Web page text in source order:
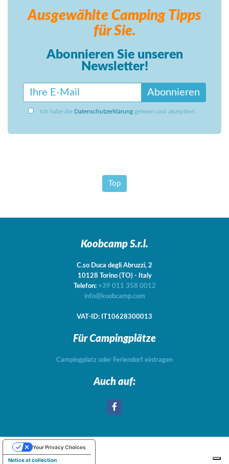
Ausgewählte Camping Tipps
für Sie.
Abonnieren Sie unseren
Newsletter!
Abonnieren
Ich habe die Datenschutzerklärung gelesen und akzeptiert.
Top
Koobcamp S.r.l.
C.so Duca degli Abruzzi, 2
10128 Torino (TO) - Italy
Telefon: +39 011 358 0012
info@koobcamp.com
VAT-ID: IT10628300013
Für Campingplätze
Campingplatz oder Feriendorf eintragen
Auch auf:
Notice at collection
Your Privacy Choices